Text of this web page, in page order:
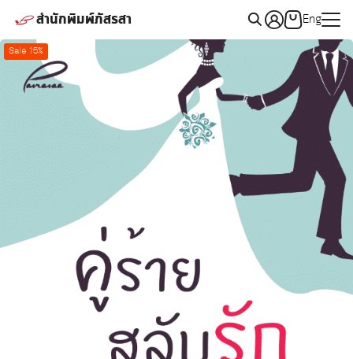
content
สำนักพิมพ์ภัสรสา
Eng
Search
for:
Sale 15%